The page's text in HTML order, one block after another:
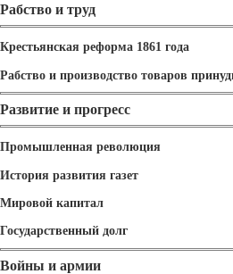
Рабство и труд
Крестьянская реформа 1861 года
Рабство и производство товаров
Развитие и прогресс
Промышленная революция
История развития газет
Мировой капитал
Государственный долг
Войны и армии